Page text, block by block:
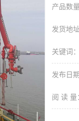
产品数量
发货地址
关键词：
发布日期
阅 读 量